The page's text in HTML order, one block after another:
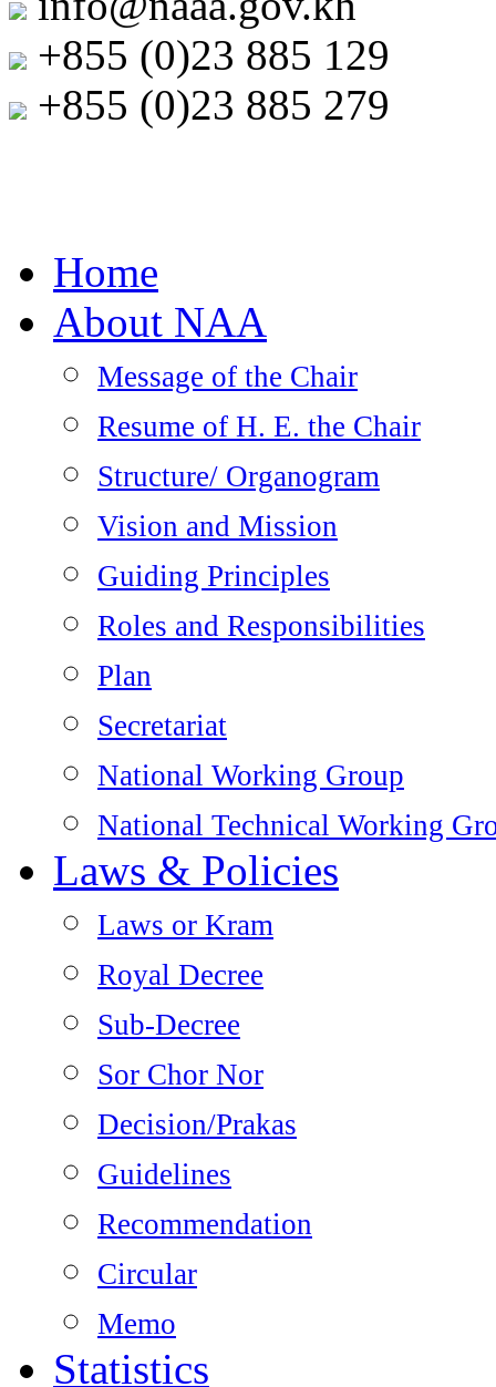
+855 (0)23 885 129
+855 (0)23 885 279
Home
About NAA
Message of the Chair
Resume of H. E. the Chair
Structure/ Organogram
Vision and Mission
Guiding Principles
Roles and Responsibilities
Plan
Secretariat
National Working Group
National Technical Working
Laws & Policies
Laws or Kram
Royal Decree
Sub-Decree
Sor Chor Nor
Decision/Prakas
Guidelines
Recommendation
Circular
Memo
Statistics